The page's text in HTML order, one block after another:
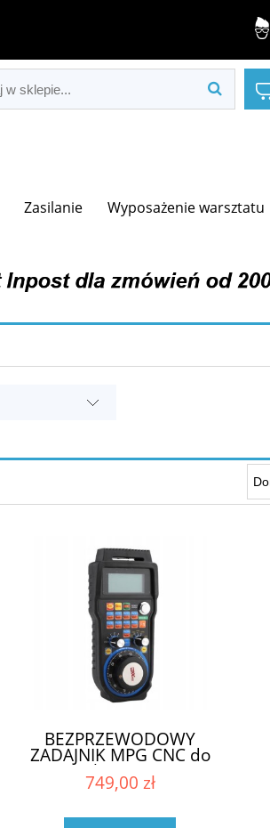
Zasilanie Wyposażenie warsztatu
BEZPRZEWODOWY
ZADAJNIK MPG CNC do
MACH3 PikoCNC WHB04-B
749,00 zł